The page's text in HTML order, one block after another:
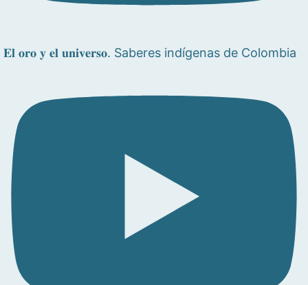
𝐄𝐥 𝐨𝐫𝐨 𝐲 𝐞𝐥 𝐮𝐧𝐢𝐯𝐞𝐫𝐬𝐨. Saberes indígenas de Colombia